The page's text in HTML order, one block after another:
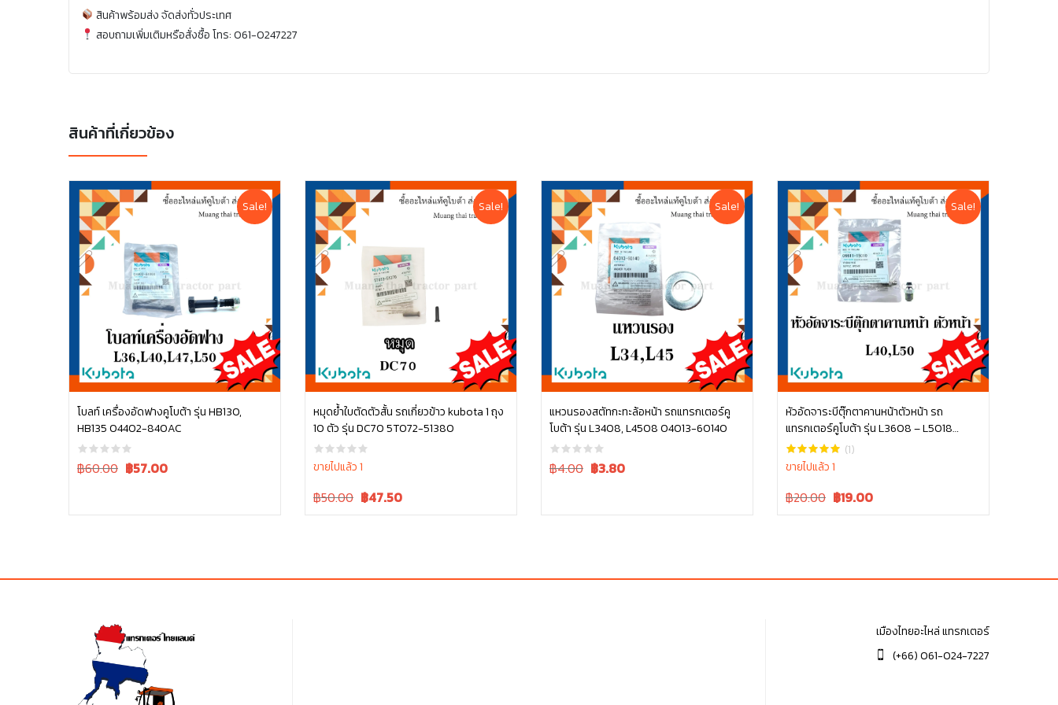
สินค้าพร้อมส่ง จัดส่งทั่วประเทศ
สอบถามเพิ่มเติมหรือสั่งซื้อ โทร: 061-0247227
สินค้าที่เกี่ยวข้อง
Sale!
โบลท์ เครื่องอัดฟางคูโบต้า รุ่น HB130,
HB135 04402-840AC
Original
฿60.00 Current
฿57.00
หยิบใส่ตะกร้า
Sale!
หมุดย้ำใบตัดตัวสั้น รถเกี่ยวข้าว kubota 1 ถุง
10 ตัว รุ่น DC70 5T072-51380
ขายไปแล้ว 1
Original
฿50.00 Current
฿47.50
หยิบใส่ตะกร้า
Sale!
แหวนรองสตัทกะทะล้อหน้า รถแทรกเตอร์คู
โบต้า รุ่น L3408, L4508 04013-60140
Original
฿4.00 Current
฿3.80
หยิบใส่ตะกร้า
Sale!
หัวอัดจาระบีตุ๊กตาคานหน้าตัวหน้า รถ
แทรกเตอร์คูโบต้า รุ่น L3608 – L5018
06611-15010(1)
ขายไปแล้ว 1
Original
฿20.00 Current
฿19.00
หยิบใส่ตะกร้า
เมืองไทยอะไหล่ แทรกเตอร์
(+66) 061-024-7227